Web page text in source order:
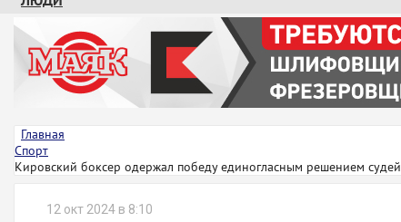
КРУЖКИ И СЕКЦИИ
ЗАВОДУ "МАЯК" 85 ЛЕТ
ЭКОЛОГИЯ
Главная
Спорт
Кировский боксер одержал победу единогласным решением судей
12 окт 2024 в 8:10